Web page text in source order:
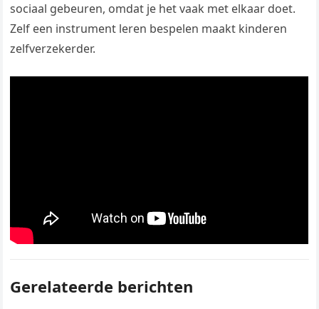
sociaal gebeuren, omdat je het vaak met elkaar doet.
Zelf een instrument leren bespelen maakt kinderen
zelfverzekerder.
Gerelateerde berichten